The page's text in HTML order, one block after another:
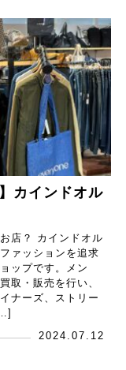
カインドオル
店？ カインドオル
ァッションを追求
ップです。メン
取・販売を行い、
ナーズ、ストリー
2024.07.12